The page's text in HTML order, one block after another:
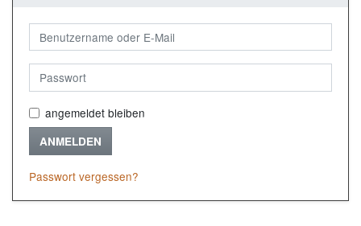
angemeldet bleiben
ANMELDEN
Passwort vergessen?